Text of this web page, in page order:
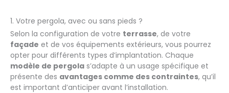
1. Votre pergola, avec ou sans pieds ?
Selon la configuration de votre terrasse, de votre
façade et de vos équipements extérieurs, vous pourrez
opter pour différents types d’implantation. Chaque
modèle de pergola s’adapte à un usage spécifique et
présente des avantages comme des contraintes, qu’il
est important d’anticiper avant l’installation.